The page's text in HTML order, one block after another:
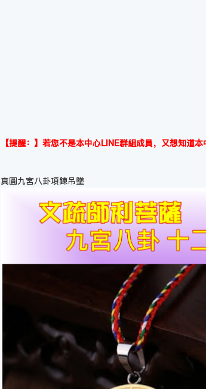
【提醒：】若您不是本中心LINE群組成員，又想知道本
真圓九宮八卦項鍊吊墜